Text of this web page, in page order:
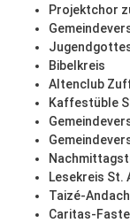
Projektchor
Bibelkreis
Altenclub
Kaffestüble
Lesekreis St.
Taizé-
Caritas-